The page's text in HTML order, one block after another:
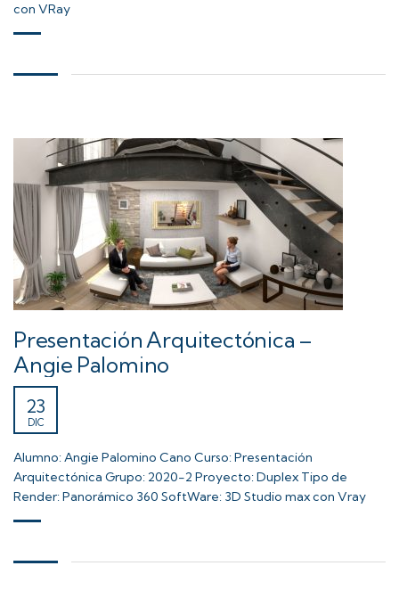
con VRay
Presentación Arquitectónica –
Angie Palomino
23
DIC
Alumno: Angie Palomino Cano Curso: Presentación
Arquitectónica Grupo: 2020-2 Proyecto: Duplex Tipo de
Render: Panorámico 360 SoftWare: 3D Studio max con Vray